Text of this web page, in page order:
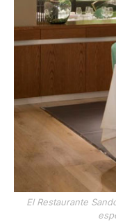
El Restaurante